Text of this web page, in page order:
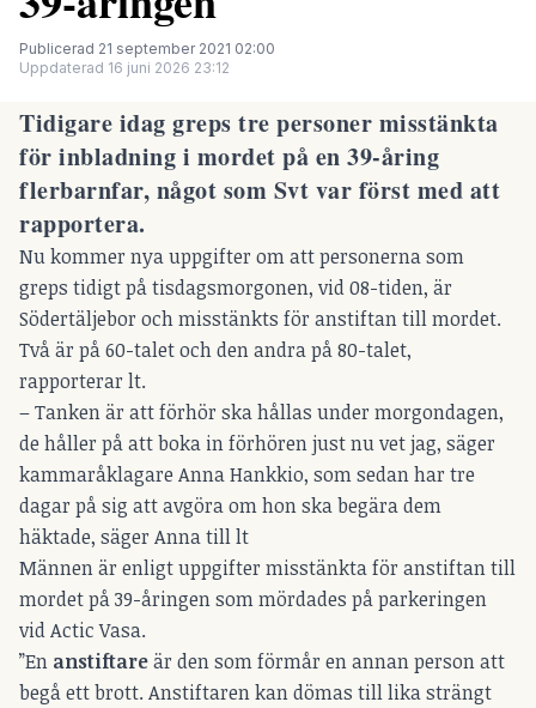
Publicerad 21 september 2021 02:00
Uppdaterad 16 juni 2026 23:12
Tidigare idag greps tre personer misstänkta
för inbladning i mordet på en 39-åring
flerbarnfar, något som Svt var först med att
rapportera.
Nu kommer nya uppgifter om att personerna som
greps tidigt på tisdagsmorgonen, vid 08-tiden, är
Södertäljebor och misstänkts för anstiftan till mordet.
Två är på 60-talet och den andra på 80-talet,
rapporterar lt.
– Tanken är att förhör ska hållas under morgondagen,
de håller på att boka in förhören just nu vet jag, säger
kammaråklagare Anna Hankkio, som sedan har tre
dagar på sig att avgöra om hon ska begära dem
häktade, säger Anna till lt
Männen är enligt uppgifter misstänkta för anstiftan till
mordet på 39-åringen som mördades på parkeringen
vid Actic Vasa.
”En anstiftareär den som förmår en annan person att
begå ett brott. Anstiftaren kan dömas till lika strängt